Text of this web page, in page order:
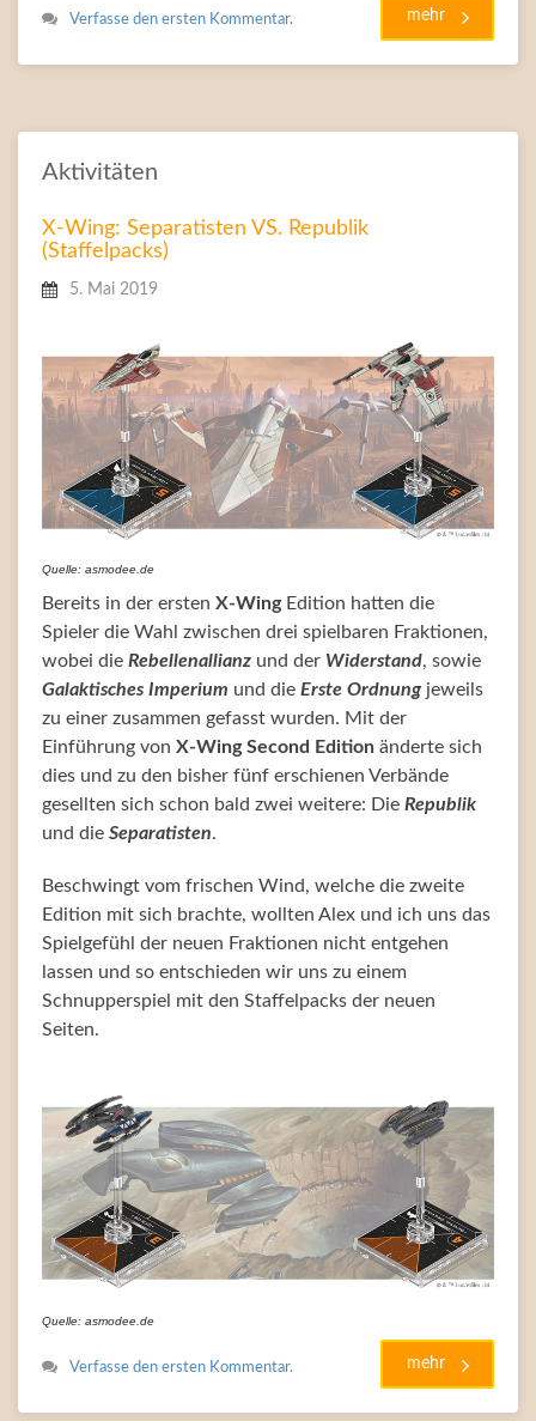
Verfasse den ersten Kommentar. mehr
Aktivitäten
X-Wing: Separatisten VS. Republik
(Staffelpacks)
5. Mai 2019
Quelle: asmodee.de
Bereits in der ersten X-WingEdition hatten die
Spieler die Wahl zwischen drei spielbaren Fraktionen,
wobei die Rebellenallianz und der Widerstand, sowie
Galaktisches Imperium und die Erste Ordnungjeweils
zu einer zusammen gefasst wurden. Mit der
Einführung von X-Wing Second Edition änderte sich
dies und zu den bisher fünf erschienen Verbände
gesellten sich schon bald zwei weitere: Die Republik
und die Separatisten.
Beschwingt vom frischen Wind, welche die zweite
Edition mit sich brachte, wollten Alex und ich uns das
Spielgefühl der neuen Fraktionen nicht entgehen
lassen und so entschieden wir uns zu einem
Schnupperspiel mit den Staffelpacks der neuen
Seiten.
Quelle: asmodee.de
Verfasse den ersten Kommentar. mehr